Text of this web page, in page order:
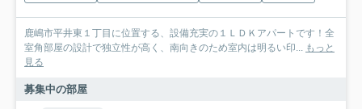
鹿嶋市平井東１丁目に位置する、設備充実の１ＬＤＫアパートです！全
室角部屋の設計で独立性が高く、南向きのため室内は明るい印... もっと
見る
募集中の部屋